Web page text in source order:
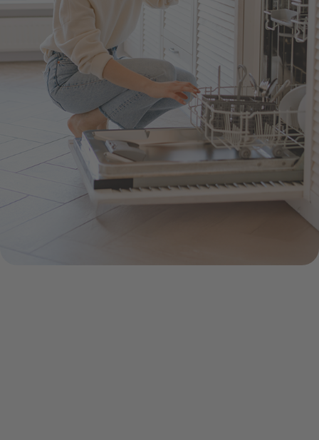
Elektromobilität
Online-
Store
Online-Service
Umzugsservice
Energieberatung
Energiefragen
Kündigung
Wärmestrom
Treue-Bonus
Vorteile